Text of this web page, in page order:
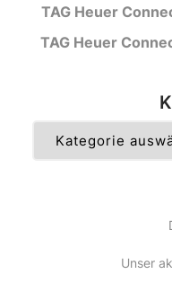
TAG Heuer
TAG Heuer
Unser